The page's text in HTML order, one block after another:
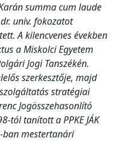
summa cum laude
univ. fokozatot
A kilencvenes években
a Miskolci Egyetem
Jogi Tanszékén.
szerkesztője, majd
stratégiai
Jogösszehasonlító
tól tanított a PPKE JÁK
ban mestertanári